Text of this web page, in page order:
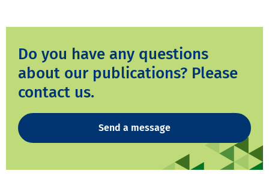
Do you have any questions
about our publications? Please
contact us.
Send a message